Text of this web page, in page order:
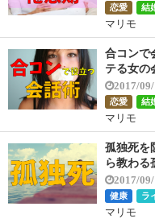
恋愛 結
マリモ
合コンで
テる女の
2017/09/
恋愛 結
マリモ
孤独死を
ら教わる
2017/09/
健康 ラ
マリモ